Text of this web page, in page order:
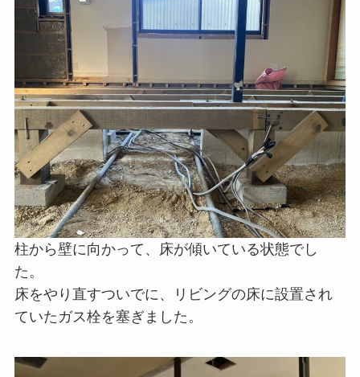
柱から壁に向かって、床が傾いている状態でし
た。
床をやり直すついでに、リビングの床に設置され
ていたガス栓を塞ぎました。